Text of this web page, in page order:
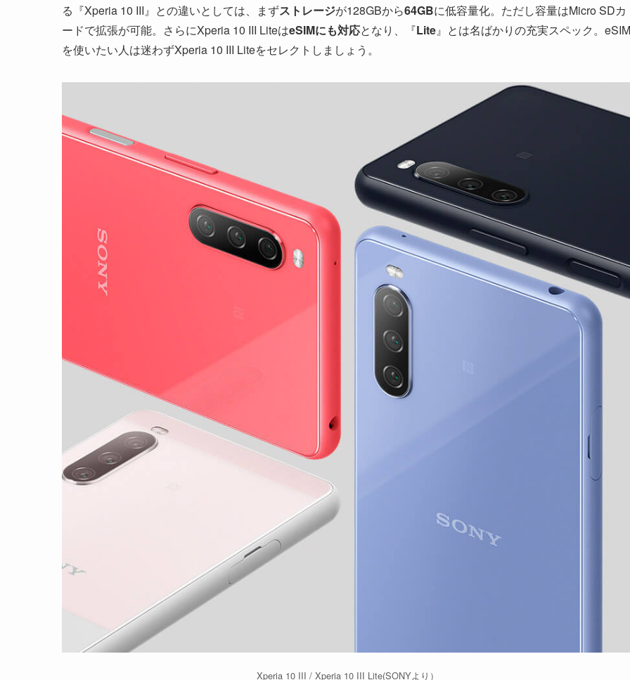
る『Xperia 10 III』との違いとしては、まずストレージが128GBから64GBに低容量化。ただし容量はMicro SDカ
ードで拡張が可能。さらにXperia 10 III LiteはeSIMにも対応となり、『Lite』とは名ばかりの充実スペック。eSIM
を使いたい人は迷わずXperia 10 III Liteをセレクトしましょう。
Xperia 10 III / Xperia 10 III Lite(SONYより）